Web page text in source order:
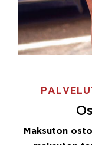
Maksuton